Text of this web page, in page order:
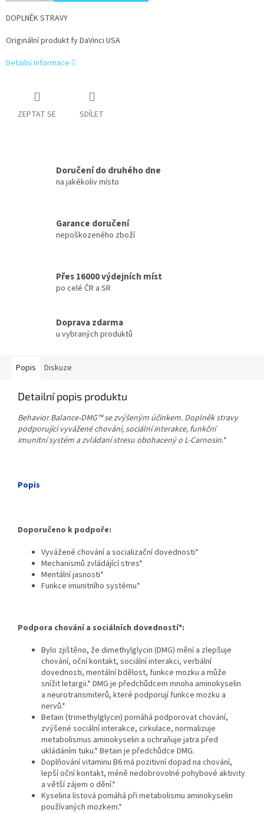
DOPLNĚK STRAVY
Originální produkt fy DaVinci USA
Detailní informace
ZEPTAT SE SDÍLET
Doručení do druhého dne
na jakékoliv místo
Garance doručení
nepoškozeného zboží
Přes 16000 výdejních míst
po celé ČR a SR
Doprava zdarma
u vybraných produktů
Popis Diskuze
Detailní popis produktu
Behavior Balance-DMG™ se zvýšeným účinkem. Doplněk stravy
podporující vyvážené chování, sociální interakce, funkční
imunitní systém a zvládaní stresu obohacený o L-Carnosin.*
Popis
Doporučeno k podpoře:
Vyvážené chování a socializační dovednosti*
Mechanismů zvládájící stres*
Mentální jasnosti*
Funkce imunitního systému*
Podpora chování a sociálních dovedností*:
Bylo zjištěno, že dimethylglycin (DMG) mění a zlepšuje
chování, oční kontakt, sociální interakci, verbální
dovednosti, mentální bdělost, funkce mozku a může
snížit letargii.* DMG je předchůdcem mnoha aminokyselin
a neurotransmiterů, které podporují funkce mozku a
nervů.*
Betain (trimethylglycin) pomáhá podporovat chování,
zvýšené sociální interakce, cirkulace, normalizuje
metabolismus aminokyselin a ochraňuje jatra před
ukládáním tuku.* Betain je předchůdce DMG.
Doplňování vitaminu B6 má pozitivní dopad na chování,
lepší oční kontakt, méně nedobrovolné pohybové aktivity
a větší zájem o dění.*
Kyselina listová pomáhá při metabolismu aminokyselin
používaných mozkem.*